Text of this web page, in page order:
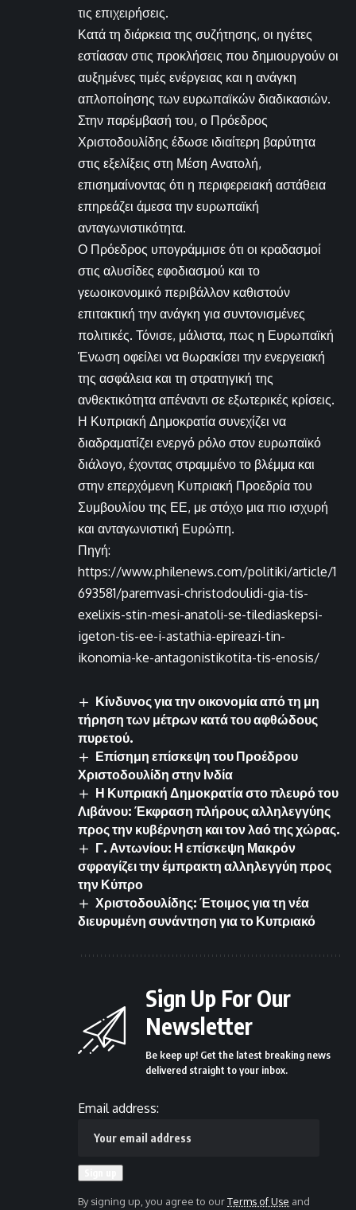
τις επιχειρήσεις.
Κατά τη διάρκεια της συζήτησης, οι ηγέτες
εστίασαν στις προκλήσεις που δημιουργούν οι
αυξημένες τιμές ενέργειας και η ανάγκη
απλοποίησης των ευρωπαϊκών διαδικασιών.
Στην παρέμβασή του, ο Πρόεδρος
Χριστοδουλίδης έδωσε ιδιαίτερη βαρύτητα
στις εξελίξεις στη Μέση Ανατολή,
επισημαίνοντας ότι η περιφερειακή αστάθεια
επηρεάζει άμεσα την ευρωπαϊκή
ανταγωνιστικότητα.
Ο Πρόεδρος υπογράμμισε ότι οι κραδασμοί
στις αλυσίδες εφοδιασμού και το
γεωοικονομικό περιβάλλον καθιστούν
επιτακτική την ανάγκη για συντονισμένες
πολιτικές. Τόνισε, μάλιστα, πως η Ευρωπαϊκή
Ένωση οφείλει να θωρακίσει την ενεργειακή
της ασφάλεια και τη στρατηγική της
ανθεκτικότητα απέναντι σε εξωτερικές κρίσεις.
Η Κυπριακή Δημοκρατία συνεχίζει να
διαδραματίζει ενεργό ρόλο στον ευρωπαϊκό
διάλογο, έχοντας στραμμένο το βλέμμα και
στην επερχόμενη Κυπριακή Προεδρία του
Συμβουλίου της ΕΕ, με στόχο μια πιο ισχυρή
και ανταγωνιστική Ευρώπη.
Πηγή:
https://www.philenews.com/politiki/article/1
693581/paremvasi-christodoulidi-gia-tis-
exelixis-stin-mesi-anatoli-se-tilediaskepsi-
igeton-tis-ee-i-astathia-epireazi-tin-
ikonomia-ke-antagonistikotita-tis-enosis/
Κίνδυνος για την οικονομία από τη μη
τήρηση των μέτρων κατά του αφθώδους
πυρετού.
Επίσημη επίσκεψη του Προέδρου
Χριστοδουλίδη στην Ινδία
Η Κυπριακή Δημοκρατία στο πλευρό του
Λιβάνου: Έκφραση πλήρους αλληλεγγύης
προς την κυβέρνηση και τον λαό της χώρας.
Γ. Αντωνίου: Η επίσκεψη Μακρόν
σφραγίζει την έμπρακτη αλληλεγγύη προς
την Κύπρο
Χριστοδουλίδης: Έτοιμος για τη νέα
διευρυμένη συνάντηση για το Κυπριακό
Sign Up For Our
Newsletter
Be keep up! Get the latest breaking news
delivered straight to your inbox.
Email address:
By signing up, you agree to ourTerms of Use and